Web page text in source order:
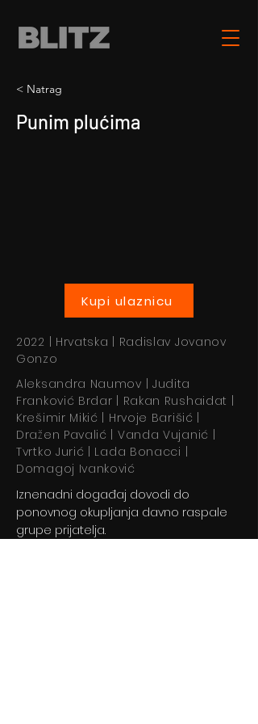
< Natrag
Punim plućima
Kupi ulaznicu
2022 | Hrvatska | Radislav Jovanov
Gonzo
Aleksandra Naumov | Judita
Franković Brdar | Rakan Rushaidat |
Krešimir Mikić | Hrvoje Barišić |
Dražen Pavalić | Vanda Vujanić |
Tvrtko Jurić | Lada Bonacci |
Domagoj Ivanković
Iznenadni događaj dovodi do
ponovnog okupljanja davno raspale
grupe prijatelja.